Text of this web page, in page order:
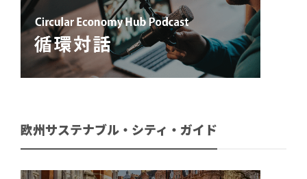
欧州サステナブル・シティ・ガイド